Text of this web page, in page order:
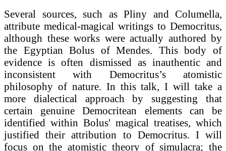
Several sources, such as Pliny and Columella,
attribute medical-magical writings to Democritus,
although these works were actually authored by
the Egyptian Bolus of Mendes. This body of
evidence is often dismissed as inauthentic and
inconsistent with Democritus’s atomistic
philosophy of nature. In this talk, I will take a
more dialectical approach by suggesting that
certain genuine Democritean elements can be
identified within Bolus' magical treatises, which
justified their attribution to Democritus. I will
focus on the atomistic theory of simulacra; the